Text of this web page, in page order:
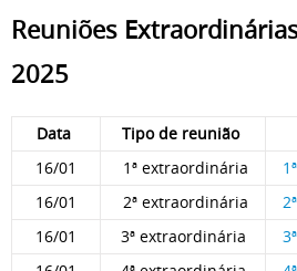
Reuniões
2025
Data Tipo de reunião
16/01
1ª extraordinária
16/01
2ª extraordinária
16/01
3ª extraordinária